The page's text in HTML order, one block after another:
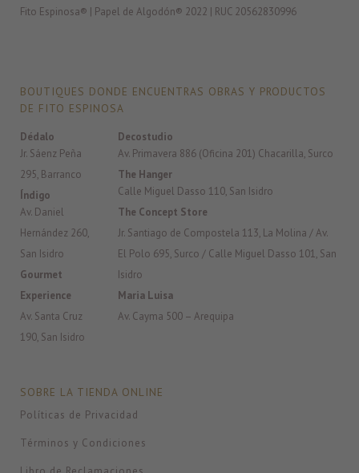
Fito Espinosa® | Papel de Algodón® 2022 | RUC 20562830996
BOUTIQUES DONDE ENCUENTRAS OBRAS Y PRODUCTOS
DE FITO ESPINOSA
Dédalo
Jr. Sáenz Peña
295, Barranco
Índigo
Av. Daniel
Hernández 260,
San Isidro
Gourmet
Experience
Av. Santa Cruz
190, San Isidro
Decostudio
Av. Primavera 886 (Oficina 201) Chacarilla, Surco
The Hanger
Calle Miguel Dasso 110, San Isidro
The Concept Store
Jr. Santiago de Compostela 113, La Molina / Av.
El Polo 695, Surco / Calle Miguel Dasso 101, San
Isidro
Maria Luisa
Av. Cayma 500 – Arequipa
SOBRE LA TIENDA ONLINE
Políticas de Privacidad
Términos y Condiciones